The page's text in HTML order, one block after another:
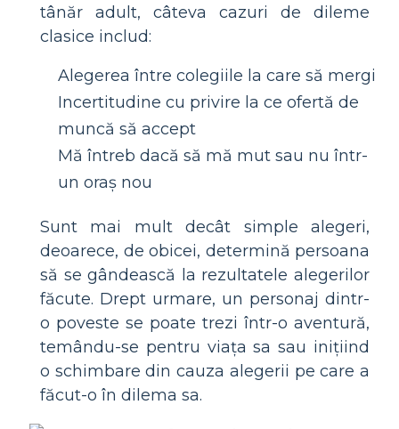
tânăr adult, câteva cazuri de dileme
clasice includ:
Alegerea între colegiile la care să mergi
Incertitudine cu privire la ce ofertă de
muncă să accept
Mă întreb dacă să mă mut sau nu într-
un oraș nou
Sunt mai mult decât simple alegeri,
deoarece, de obicei, determină persoana
să se gândească la rezultatele alegerilor
făcute. Drept urmare, un personaj dintr-
o poveste se poate trezi într-o aventură,
temându-se pentru viața sa sau inițiind
o schimbare din cauza alegerii pe care a
făcut-o în dilema sa.